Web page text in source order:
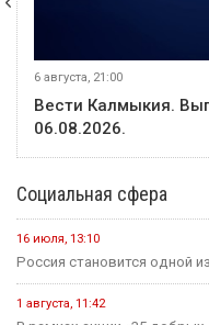
6 августа, 21:00
Вести Калмыкия.
06.08.2026.
Социальная сфера
16 июля, 13:10
Россия становится одной
1 августа, 11:42